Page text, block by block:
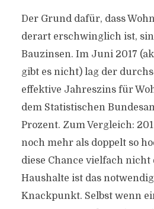
Der Grund dafür, dass
derart erschwinglich ist,
Bauzinsen. Im Juni 2017
gibt es nicht) lag der
effektive Jahreszins für
dem Statistischen
Prozent. Zum Vergleich:
noch mehr als doppelt so
diese Chance vielfach
Haushalte ist das
Knackpunkt. Selbst wenn